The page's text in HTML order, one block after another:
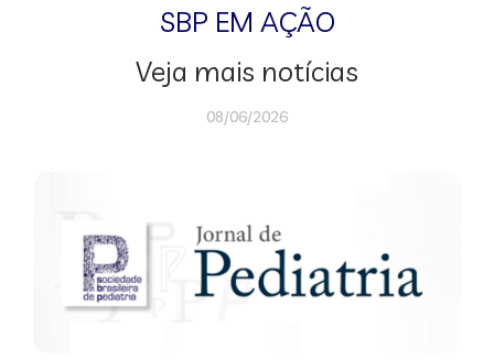
SBP EM AÇÃO
Veja mais notícias
08/06/2026